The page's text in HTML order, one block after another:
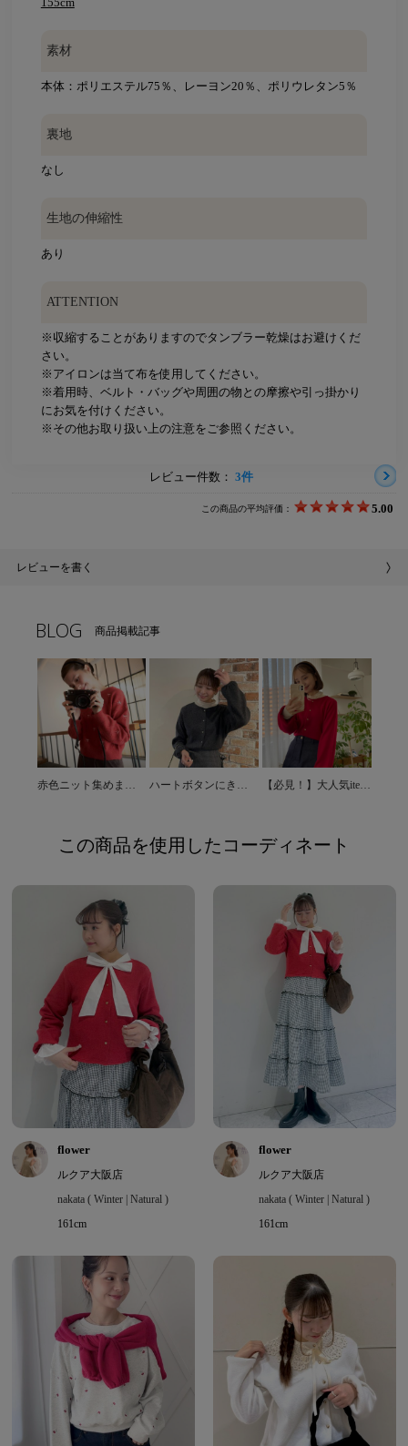
素材
本体：ポリエステル75％、レーヨン20％、ポリウレタン5％
裏地
なし
生地の伸縮性
あり
ATTENTION
※収縮することがありますのでタンブラー乾燥はお避けくだ
さい。
※アイロンは当て布を使用してください。
※着用時、ベルト・バッグや周囲の物との摩擦や引っ掛かり
にお気を付けください。
※その他お取り扱い上の注意をご参照ください。
レビュー件数： 3件
この商品の平均評価： 5.00
レビューを書く
BLOG 商品掲載記事
赤色ニット集めました♡ ハートボタンにきゅんっ♡ニットカーディガン＊ 【必見！】大人気itemに新色が登場☆
この商品を使用したコーディネート
flower
ルクア大阪店
nakata ( Winter | Natural )
161cm
flower
ルクア大阪店
nakata ( Winter | Natural )
161cm